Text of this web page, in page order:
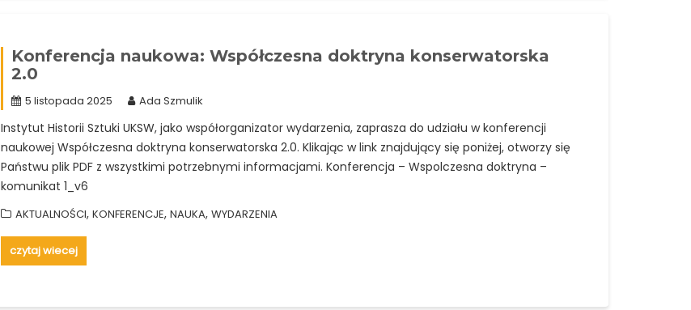
Konferencja naukowa: Współczesna doktryna konserwatorska
2.0
5 listopada 2025 Ada Szmulik
Instytut Historii Sztuki UKSW, jako współorganizator wydarzenia, zaprasza do udziału w konferencji
naukowej Współczesna doktryna konserwatorska 2.0. Klikając w link znajdujący się poniżej, otworzy się
Państwu plik PDF z wszystkimi potrzebnymi informacjami. Konferencja – Wspolczesna doktryna –
komunikat 1_v6
AKTUALNOŚCI, KONFERENCJE, NAUKA, WYDARZENIA
czytaj wiecej